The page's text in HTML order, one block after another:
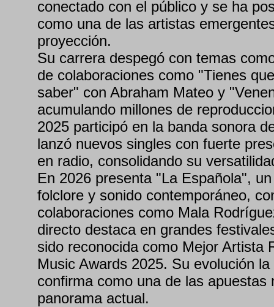
conectado con el público y se ha
como una de las artistas
proyección.
Su carrera despegó con temas
de colaboraciones como "Tienes que
saber" con Abraham Mateo y
acumulando millones de
2025 participó en la banda sonora
lanzó nuevos singles con fuerte
en radio, consolidando su
En 2026 presenta "La Española",
folclore y sonido contemporáneo,
colaboraciones como Mala
directo destaca en grandes
sido reconocida como Mejor Artista
Music Awards 2025. Su evolución la
confirma como una de las apuestas
panorama actual.